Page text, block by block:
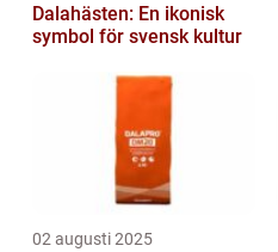
Dalahästen: En ikonisk
symbol för svensk kultur
02 augusti 2025